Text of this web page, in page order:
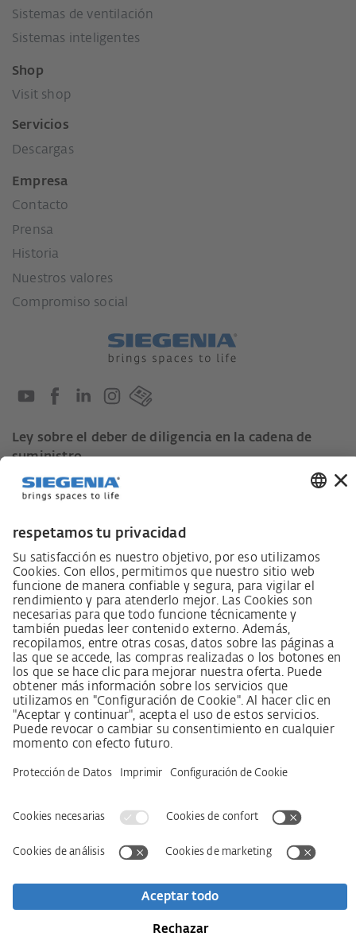
Sistemas de ventilación
Sistemas inteligentes
Shop
Visit shop
Servicios
Descargas
Empresa
Contacto
Prensa
Historia
Nuestros valores
Compromiso social
Ley sobre el deber de diligencia en la cadena de
suministro
Código de conducta para proveedores
diligencia en la cadena de suministro)
Declaración de principios sobre la estrategia de
derechos humanos
Procedimiento de reclamación según §§ 8, 9 de la ley
sobre el deber de diligencia en la cadena de suministro
Aviso legal
AVB / AGB
Declaración de protección de datos
Declaración de accesibilidad
Newsletter